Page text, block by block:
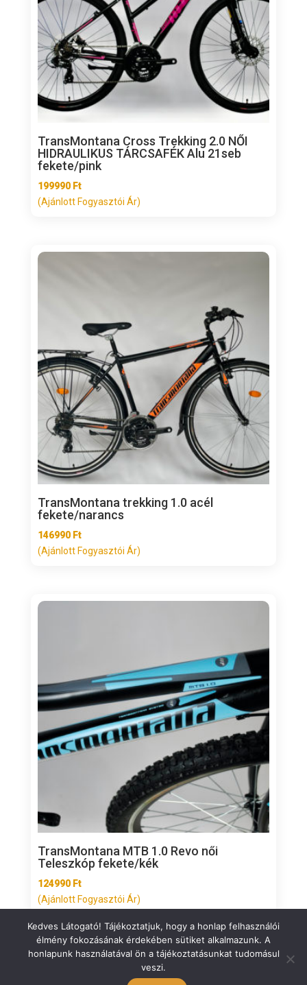
TransMontana Cross Trekking 2.0 NŐI
HIDRAULIKUS TÁRCSAFÉK Alu 21seb
fekete/pink
199990 Ft
(Ajánlott Fogyasztói Ár)
TransMontana trekking 1.0 acél
fekete/narancs
146990 Ft
(Ajánlott Fogyasztói Ár)
TransMontana MTB 1.0 Revo női
Teleszkóp fekete/kék
124990 Ft
(Ajánlott Fogyasztói Ár)
ÁSZF
Kedves Látogató! Tájékoztatjuk, hogy a honlap felhasználói
élmény fokozásának érdekében sütiket alkalmazunk. A
honlapunk használatával ön a tájékoztatásunkat tudomásul
veszi.